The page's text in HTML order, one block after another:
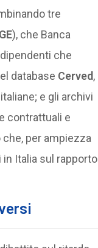
tre
), che Banca
che
database Cerved,
e gli archivi
contrattuali e
per ampiezza
Italia sul rapporto